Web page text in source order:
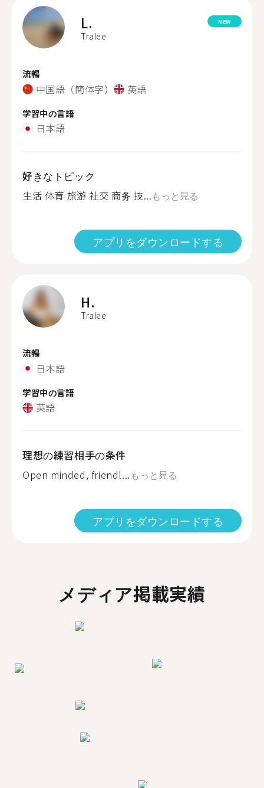
L.
Tralee
NEW
流暢
中国語（簡体字） 英語
学習中の言語
日本語
好きなトピック
生活 体育 旅游 社交 商务 技...もっと見る
アプリをダウンロードする
H.
Tralee
流暢
日本語
学習中の言語
英語
理想の練習相手の条件
Open minded, friendl... もっと見る
アプリをダウンロードする
メディア掲載実績